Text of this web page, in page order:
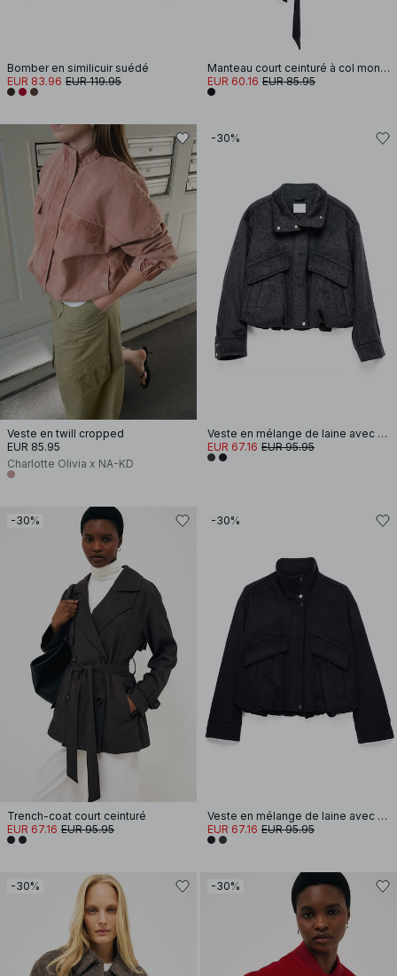
Bomber en similicuir suédé
EUR 83.96 EUR 119.95
Manteau court ceinturé à col montant
EUR 60.16 EUR 85.95
Veste en twill cropped
EUR 85.95
Charlotte Olivia x NA-KD
-30%
Veste en mélange de laine avec poches détaillées
EUR 67.16 EUR 95.95
-30%
Trench-coat court ceinturé
EUR 67.16 EUR 95.95
-30%
Veste en mélange de laine avec poches détaillées
EUR 67.16 EUR 95.95
-30% -30%